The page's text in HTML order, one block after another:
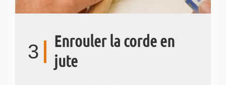
3
Enrouler la corde en
jute